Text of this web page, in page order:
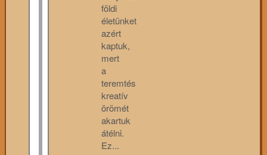
földi
életünket
azért
kaptuk,
mert
a
teremtés
kreatív
örömét
akartuk
átélni.
Ez...